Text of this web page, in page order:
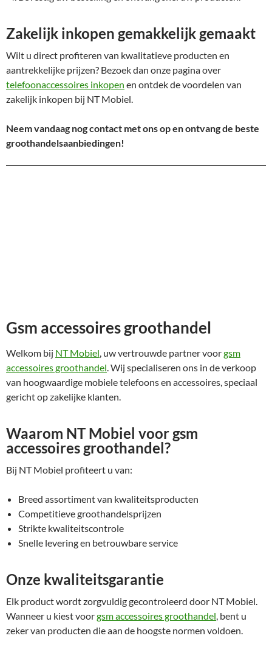
Zakelijk inkopen gemakkelijk gemaakt
Wilt u direct profiteren van kwalitatieve producten en
aantrekkelijke prijzen? Bezoek dan onze pagina over
telefoonaccessoires inkopen en ontdek de voordelen van
zakelijk inkopen bij NT Mobiel.
Neem vandaag nog contact met ons op en ontvang de beste
groothandelsaanbiedingen!
Gsm accessoires groothandel
Welkom bij NT Mobiel, uw vertrouwde partner voorgsm
accessoires groothandel. Wij specialiseren ons in de verkoop
van hoogwaardige mobiele telefoons en accessoires, speciaal
gericht op zakelijke klanten.
Waarom NT Mobiel voor gsm
accessoires groothandel?
Bij NT Mobiel profiteert u van:
Breed assortiment van kwaliteitsproducten
Competitieve groothandelsprijzen
Strikte kwaliteitscontrole
Snelle levering en betrouwbare service
Onze kwaliteitsgarantie
Elk product wordt zorgvuldig gecontroleerd door NT Mobiel.
Wanneer u kiest voorgsm accessoires groothandel, bent u
zeker van producten die aan de hoogste normen voldoen.